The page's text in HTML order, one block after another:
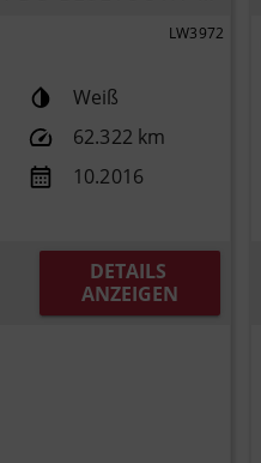
LW3972
Weiß
62.322 km
10.2016
DETAILS
ANZEIGEN